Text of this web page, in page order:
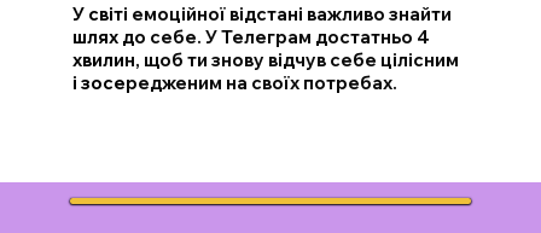
У світі емоційної відстані важливо знайти
шлях до себе. У Телеграм достатньо 4
хвилин, щоб ти знову відчув себе цілісним
і зосередженим на своїх потребах.